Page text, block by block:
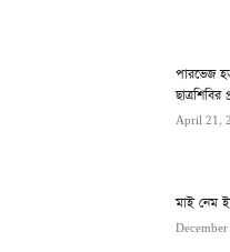
পারভেজ
April 21,
মাই নেম